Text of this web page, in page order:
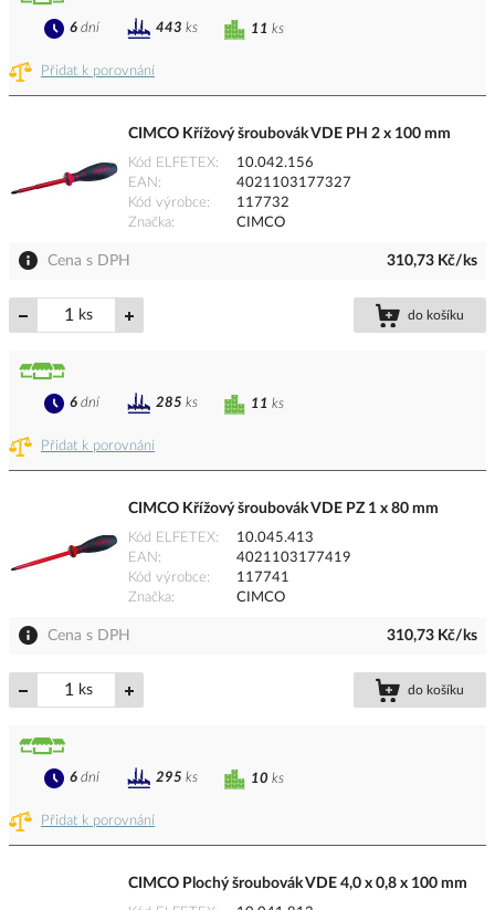
Přidat k porovnání
11 ks
6 dní 443 ks
CIMCO Křížový šroubovák VDE PH 2 x 100 mm
Kód ELFETEX
10.042.156
EAN
4021103177327
Kód výrobce
117732
Značka
CIMCO
Cena s DPH 310,73 Kč/ks
ks do košíku
Přidat k porovnání
11 ks
6 dní 285 ks
CIMCO Křížový šroubovák VDE PZ 1 x 80 mm
Kód ELFETEX
10.045.413
EAN
4021103177419
Kód výrobce
117741
Značka
CIMCO
Cena s DPH 310,73 Kč/ks
ks do košíku
Přidat k porovnání
10 ks
6 dní 295 ks
CIMCO Plochý šroubovák VDE 4,0 x 0,8 x 100 mm